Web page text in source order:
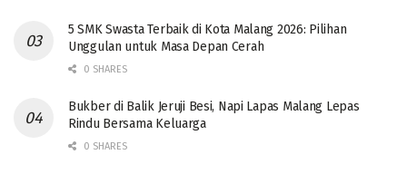
5 SMK Swasta Terbaik di Kota Malang 2026: Pilihan
Unggulan untuk Masa Depan Cerah
0 SHARES
Bukber di Balik Jeruji Besi, Napi Lapas Malang Lepas
Rindu Bersama Keluarga
0 SHARES